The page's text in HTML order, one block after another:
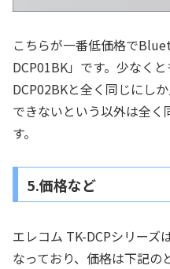
こちらが一番低価格で
DCP01BK」です。少なく
DCP02BKと全く同じにし
できないという以外は全く
す。
5.価格など
エレコム TK-DCPシリーズ
なっており、価格は下記の